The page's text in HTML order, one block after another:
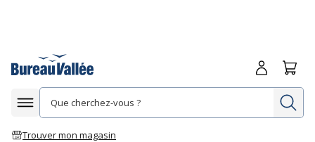
Afficher la navigation
Trouver mon magasin
Me